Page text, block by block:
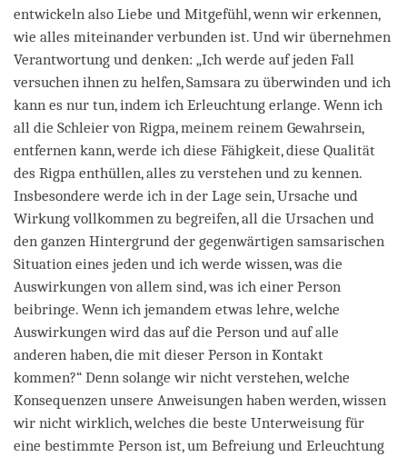
entwickeln also Liebe und Mitgefühl, wenn wir erkennen,
wie alles miteinander verbunden ist. Und wir übernehmen
Verantwortung und denken: „Ich werde auf jeden Fall
versuchen ihnen zu helfen, Samsara zu überwinden und ich
kann es nur tun, indem ich Erleuchtung erlange. Wenn ich
all die Schleier von Rigpa, meinem reinem Gewahrsein,
entfernen kann, werde ich diese Fähigkeit, diese Qualität
des Rigpa enthüllen, alles zu verstehen und zu kennen.
Insbesondere werde ich in der Lage sein, Ursache und
Wirkung vollkommen zu begreifen, all die Ursachen und
den ganzen Hintergrund der gegenwärtigen samsarischen
Situation eines jeden und ich werde wissen, was die
Auswirkungen von allem sind, was ich einer Person
beibringe. Wenn ich jemandem etwas lehre, welche
Auswirkungen wird das auf die Person und auf alle
anderen haben, die mit dieser Person in Kontakt
kommen?“ Denn solange wir nicht verstehen, welche
Konsequenzen unsere Anweisungen haben werden, wissen
wir nicht wirklich, welches die beste Unterweisung für
eine bestimmte Person ist, um Befreiung und Erleuchtung